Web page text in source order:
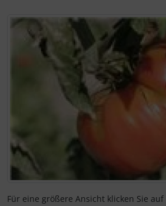
Wenn mehr als ein Produktbild
Für eine größere Ansicht klicken Sie auf